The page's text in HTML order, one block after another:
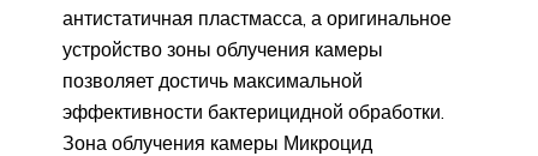
антистатичная пластмасса, а оригинальное
устройство зоны облучения камеры
позволяет достичь максимальной
эффективности бактерицидной обработки.
Зона облучения камеры Микроцид